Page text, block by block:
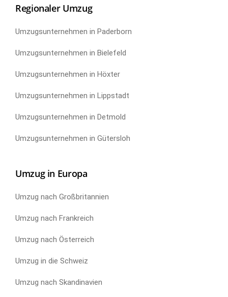
Regionaler Umzug
Umzugsunternehmen in Paderborn
Umzugsunternehmen in Bielefeld
Umzugsunternehmen in Höxter
Umzugsunternehmen in Lippstadt
Umzugsunternehmen in Detmold
Umzugsunternehmen in Gütersloh
Umzug in Europa
Umzug nach Großbritannien
Umzug nach Frankreich
Umzug nach Österreich
Umzug in die Schweiz
Umzug nach Skandinavien